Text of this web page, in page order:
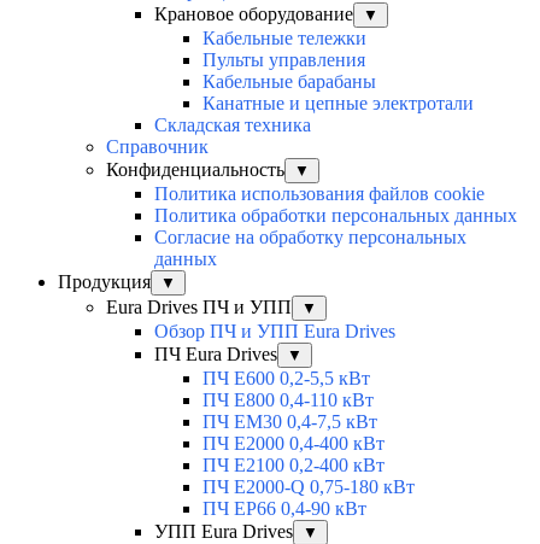
Крановое оборудование
▼
Кабельные тележки
Пульты управления
Кабельные барабаны
Канатные и цепные электротали
Складская техника
Справочник
Конфиденциальность
▼
Политика использования файлов cookie
Политика обработки персональных данных
Согласие на обработку персональных
данных
Продукция
▼
Eura Drives ПЧ и УПП ▼
Обзор ПЧ и УПП Eura Drives
ПЧ Eura Drives
▼
ПЧ E600 0,2-5,5 кВт
ПЧ E800 0,4-110 кВт
ПЧ EM30 0,4-7,5 кВт
ПЧ E2000 0,4-400 кВт
ПЧ E2100 0,2-400 кВт
ПЧ E2000-Q 0,75-180 кВт
ПЧ EP66 0,4-90 кВт
УПП Eura Drives
▼